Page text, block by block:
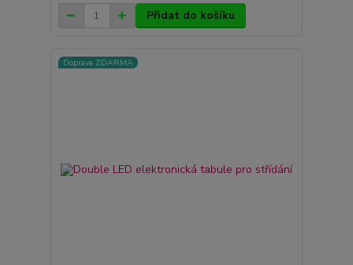
Přidat do košíku
Doprava ZDARMA